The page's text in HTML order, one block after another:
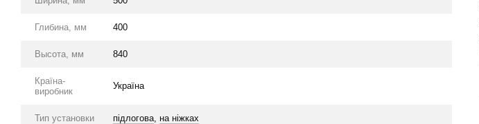
Глибина, мм 400
Высота, мм 840
Країна-
виробник
Україна
Тип установки підлогова, на ніжках